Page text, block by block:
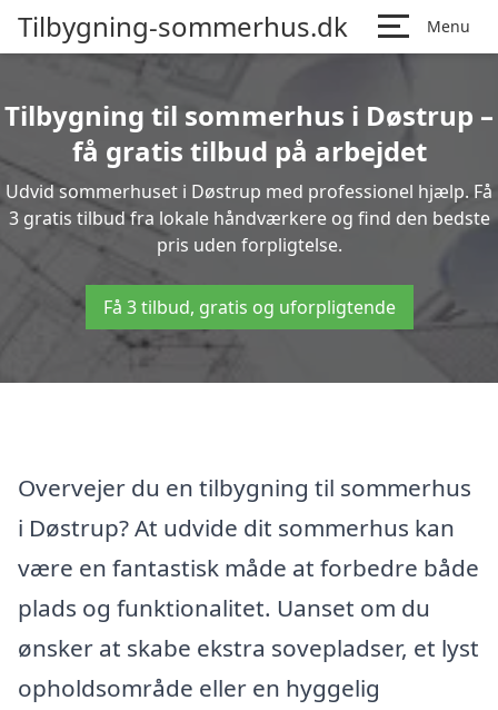
Tilbygning-sommerhus.dk Menu
Tilbygning til sommerhus i Døstrup –
få gratis tilbud på arbejdet
Udvid sommerhuset i Døstrup med professionel hjælp. Få
3 gratis tilbud fra lokale håndværkere og find den bedste
pris uden forpligtelse.
Få 3 tilbud, gratis og uforpligtende
Overvejer du en tilbygning til sommerhus
i Døstrup? At udvide dit sommerhus kan
være en fantastisk måde at forbedre både
plads og funktionalitet. Uanset om du
ønsker at skabe ekstra sovepladser, et lyst
opholdsområde eller en hyggelig